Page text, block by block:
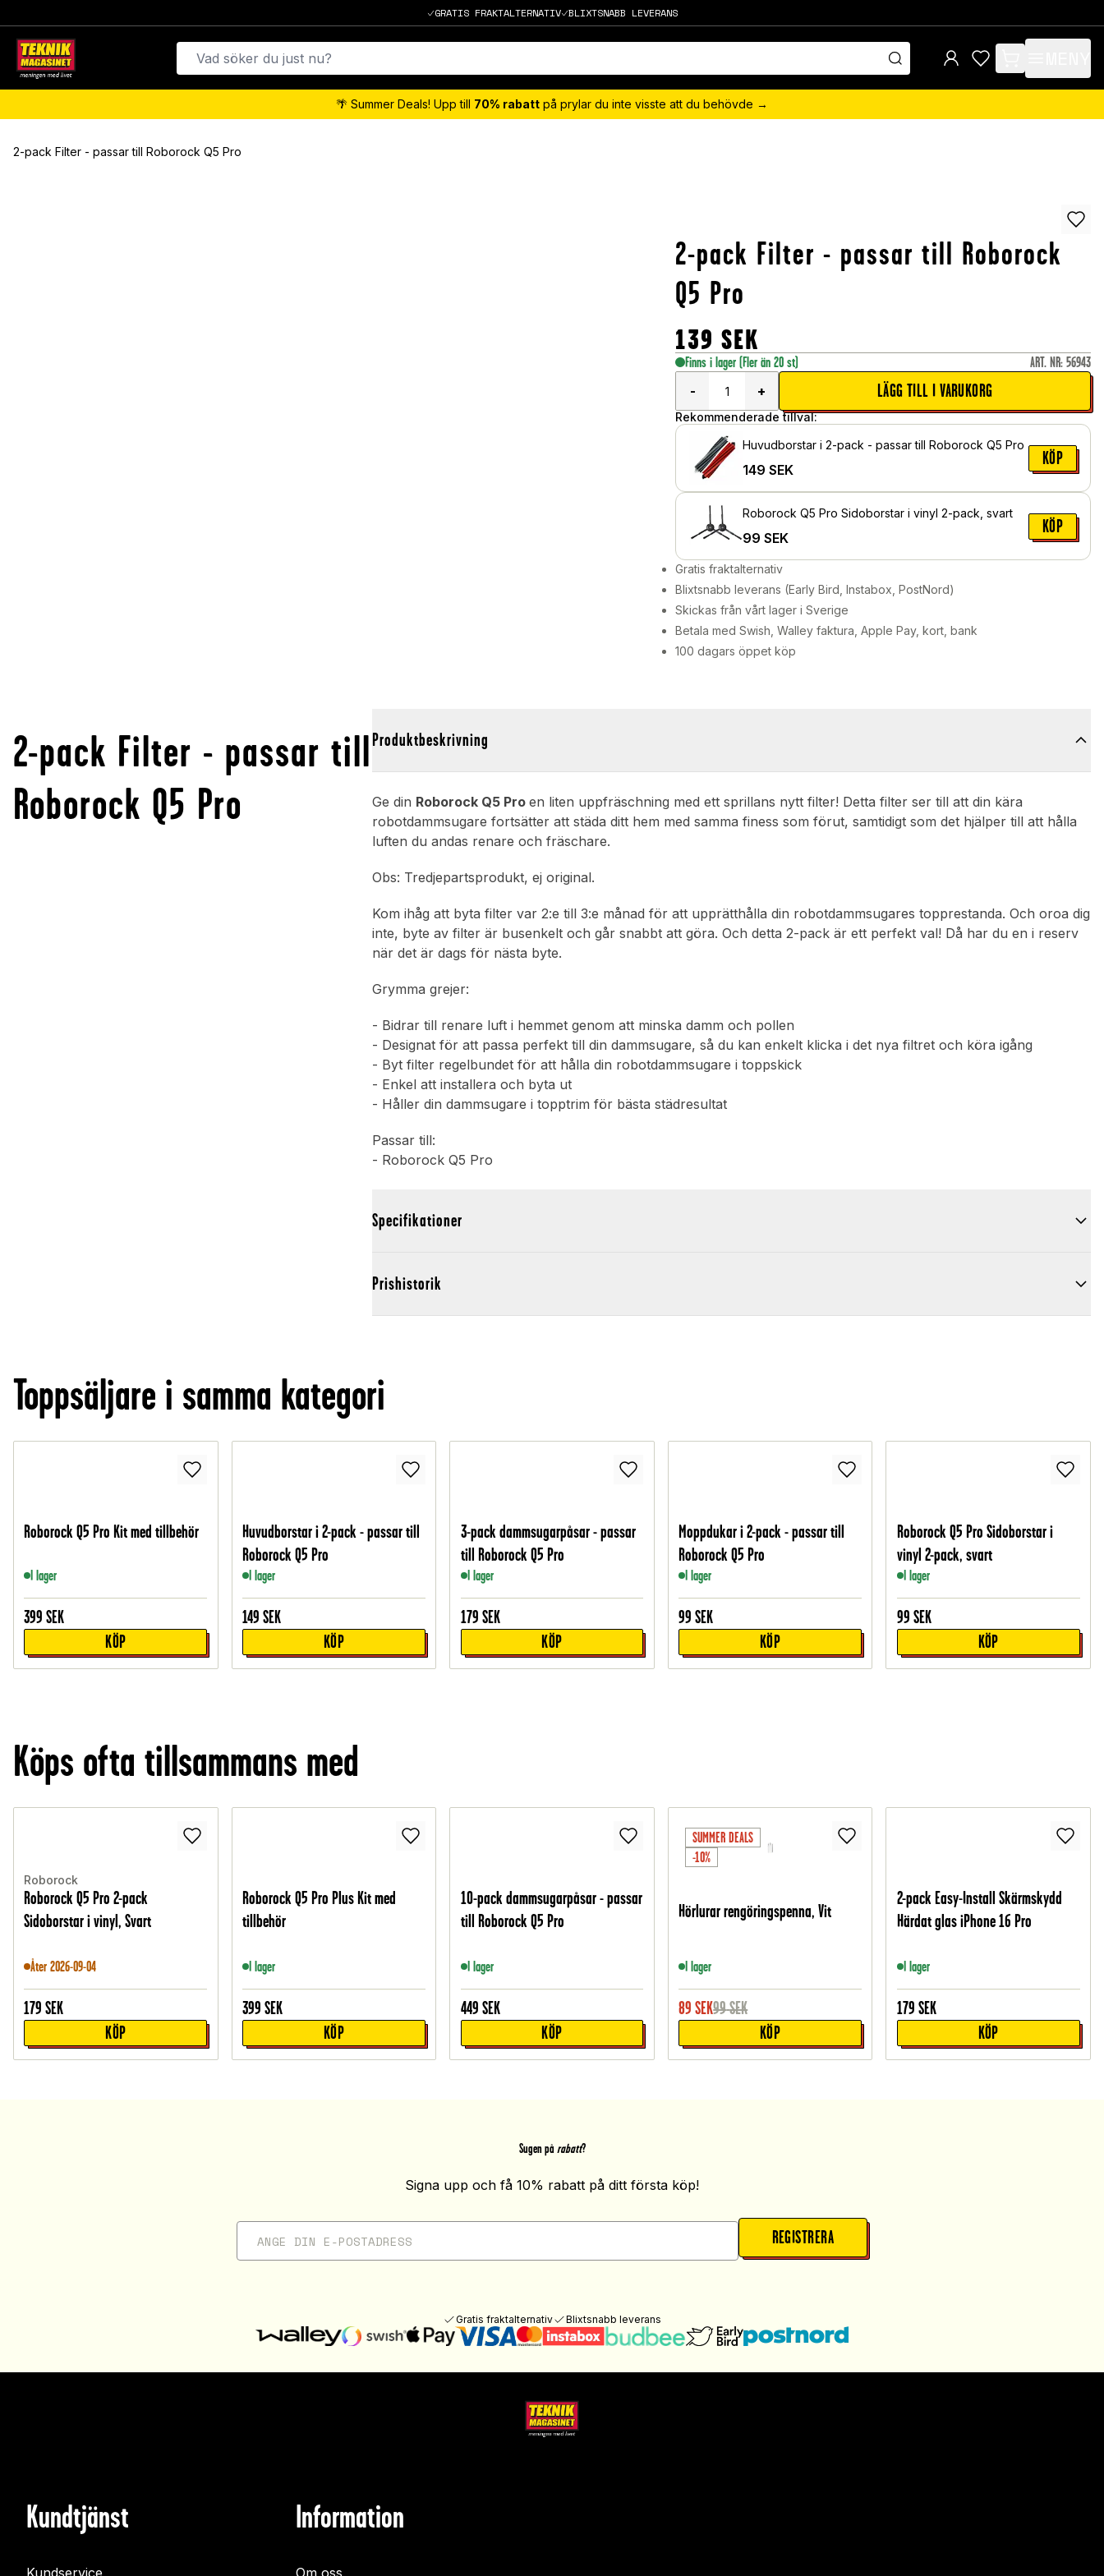
GRATIS FRAKTALTERNATIV BLIXTSNABB LEVERANS
items in cart, view
🌴 Summer Deals! Upp till 70% rabatt på prylar du inte visste att du behövde →
2-pack Filter - passar till Roborock Q5 Pro
2-pack Filter - passar till Roborock
Q5 Pro
139 SEK
Finns i lager (Fler än 20 st) ART. NR: 56943
-
+ LÄGG TILL I VARUKORG
Rekommenderade tillval:
Huvudborstar i 2-pack - passar till Roborock Q5 Pro
149 SEK
KÖP
Roborock Q5 Pro Sidoborstar i vinyl 2-pack, svart
99 SEK
KÖP
Gratis fraktalternativ
Blixtsnabb leverans (Early Bird, Instabox, PostNord)
Skickas från vårt lager i Sverige
Betala med Swish, Walley faktura, Apple Pay, kort, bank
100 dagars öppet köp
2-pack Filter - passar till
Roborock Q5 Pro
Produktbeskrivning
Ge din Roborock Q5 Proen liten uppfräschning med ett sprillans nytt filter! Detta filter ser till att din kära
robotdammsugare fortsätter att städa ditt hem med samma finess som förut, samtidigt som det hjälper till att hålla
luften du andas renare och fräschare.
Obs: Tredjepartsprodukt, ej original.
Kom ihåg att byta filter var 2:e till 3:e månad för att upprätthålla din robotdammsugares topprestanda. Och oroa dig
inte, byte av filter är busenkelt och går snabbt att göra. Och detta 2-pack är ett perfekt val! Då har du en i reserv
när det är dags för nästa byte.
Grymma grejer:
- Bidrar till renare luft i hemmet genom att minska damm och pollen
- Designat för att passa perfekt till din dammsugare, så du kan enkelt klicka i det nya filtret och köra igång
- Byt filter regelbundet för att hålla din robotdammsugare i toppskick
- Enkel att installera och byta ut
- Håller din dammsugare i topptrim för bästa städresultat
Passar till:
- Roborock Q5 Pro
Specifikationer
Prishistorik
Toppsäljare i samma kategori
Roborock Q5 Pro Kit med tillbehör
I lager
399 SEK
KÖP
Huvudborstar i 2-pack - passar till
Roborock Q5 Pro
I lager
149 SEK
KÖP
3-pack dammsugarpåsar - passar
till Roborock Q5 Pro
I lager
179 SEK
KÖP
Moppdukar i 2-pack - passar till
Roborock Q5 Pro
I lager
99 SEK
KÖP
Roborock Q5 Pro Sidoborstar i
vinyl 2-pack, svart
I lager
99 SEK
KÖP
Köps ofta tillsammans med
Roborock
Roborock Q5 Pro 2-pack
Sidoborstar i vinyl, Svart
Åter 2026-09-04
179 SEK
KÖP
Roborock Q5 Pro Plus Kit med
tillbehör
I lager
399 SEK
KÖP
10-pack dammsugarpåsar - passar
till Roborock Q5 Pro
I lager
449 SEK
KÖP
SUMMER DEALS
-10%
Hörlurar rengöringspenna, Vit
I lager
89 SEK99SEK
KÖP
2-pack Easy-Install Skärmskydd
Härdat glas iPhone 16 Pro
I lager
179 SEK
KÖP
Sugen på rabatt?
Signa upp och få 10% rabatt på ditt första köp!
REGISTRERA
Gratis fraktalternativ Blixtsnabb leverans
Kundtjänst Information